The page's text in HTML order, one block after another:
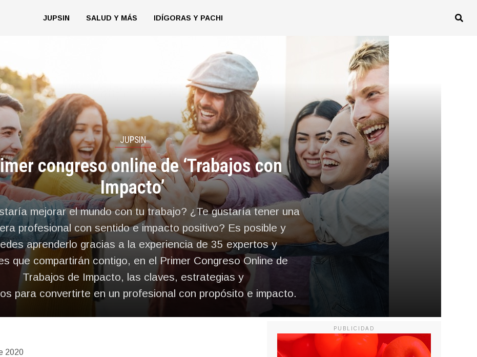
JUPSIN SALUD Y MÁS IDÍGORAS Y PACHI
JUPSIN
congreso online de ‘Trabajos con
Impacto’
mejorar el mundo con tu trabajo? ¿Te gustaría tener una
profesional con sentido e impacto positivo? Es posible y
aprenderlo gracias a la experiencia de 35 expertos y
que compartirán contigo, en el Primer Congreso Online de
Trabajos de Impacto, la​s claves, estrategias y
para convertirte en un profesional con propósito e impacto​.
2020
PUBLICIDAD